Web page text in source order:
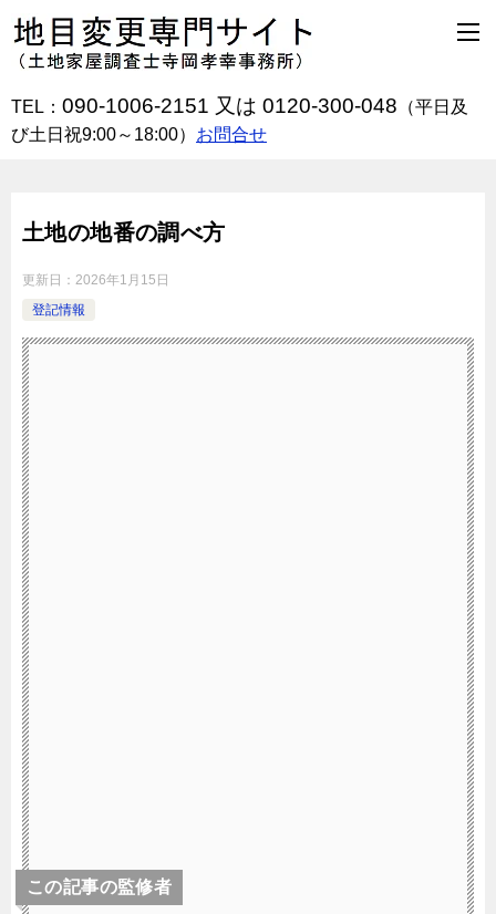
TEL： 090-1006-2151 又は 0120-300-048 （平日及
び土日祝9:00～18:00） お問合せ
土地の地番の調べ方
更新日： 2026年1月15日
登記情報
この記事の監修者